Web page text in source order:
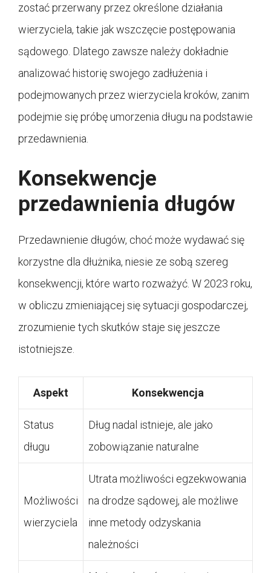
zostać przerwany przez określone działania
wierzyciela, takie jak wszczęcie postępowania
sądowego. Dlatego zawsze należy dokładnie
analizować historię swojego zadłużenia i
podejmowanych przez wierzyciela kroków, zanim
podejmie się próbę umorzenia długu na podstawie
przedawnienia.
Konsekwencje
przedawnienia długów
Przedawnienie długów, choć może wydawać się
korzystne dla dłużnika, niesie ze sobą szereg
konsekwencji, które warto rozważyć. W 2023 roku,
w obliczu zmieniającej się sytuacji gospodarczej,
zrozumienie tych skutków staje się jeszcze
istotniejsze.
Aspekt Konsekwencja
Status
długu
Dług nadal istnieje, ale jako
zobowiązanie naturalne
Możliwości
wierzyciela
Utrata możliwości egzekwowania
na drodze sądowej, ale możliwe
inne metody odzyskania
należności